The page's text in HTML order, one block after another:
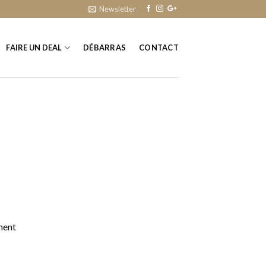
Newsletter
FAIRE UN DEAL DÉBARRAS CONTACT